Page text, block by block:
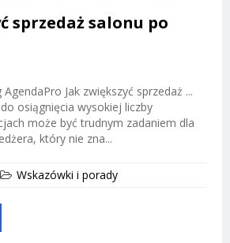
sprzedaż salonu po
Jak zwiększyć sprzedaż ...
osiągnięcia wysokiej liczby
może być trudnym zadaniem dla
który nie zna...
Wskazówki i porady